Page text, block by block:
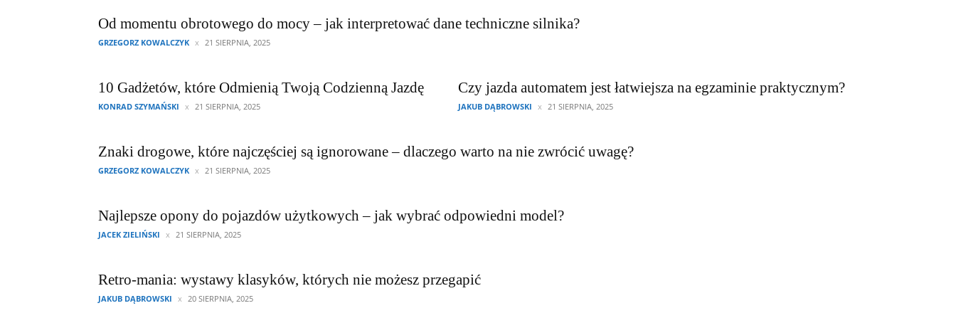
Od momentu obrotowego do mocy – jak interpretować dane techniczne silnika?
GRZEGORZ KOWALCZYK 21 SIERPNIA, 2025
10 Gadżetów, które Odmienią Twoją Codzienną Jazdę
KONRAD SZYMAŃSKI 21 SIERPNIA, 2025
Czy jazda automatem jest łatwiejsza na egzaminie praktycznym?
JAKUB DĄBROWSKI 21 SIERPNIA, 2025
Znaki drogowe, które najczęściej są ignorowane – dlaczego warto na nie zwrócić uwagę?
GRZEGORZ KOWALCZYK 21 SIERPNIA, 2025
Najlepsze opony do pojazdów użytkowych – jak wybrać odpowiedni model?
JACEK ZIELIŃSKI 21 SIERPNIA, 2025
Retro-mania: wystawy klasyków, których nie możesz przegapić
JAKUB DĄBROWSKI 20 SIERPNIA, 2025